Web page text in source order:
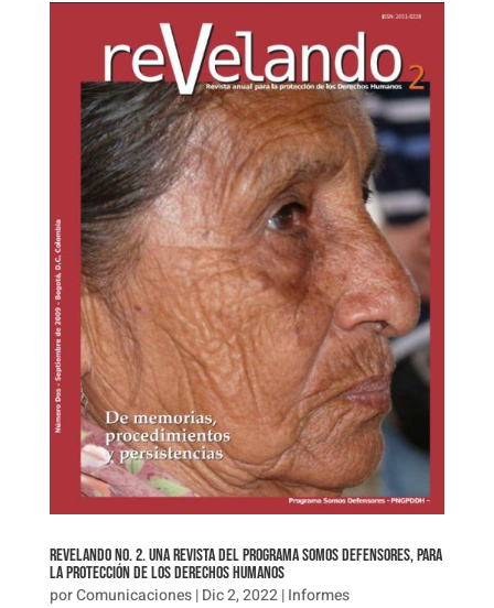
Revelando No. 2. Una Revista del Programa Somos Defensores, para
la protección de los Derechos Humanos
porComunicaciones|Dic 2, 2022|Informes